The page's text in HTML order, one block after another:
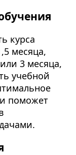
курса
месяца,
3 месяца,
учебной
поможет